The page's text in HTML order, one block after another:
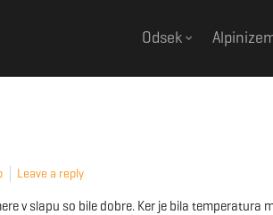
Odsek
Leave a reply
v slapu so bile dobre. Ker je bila temperatura